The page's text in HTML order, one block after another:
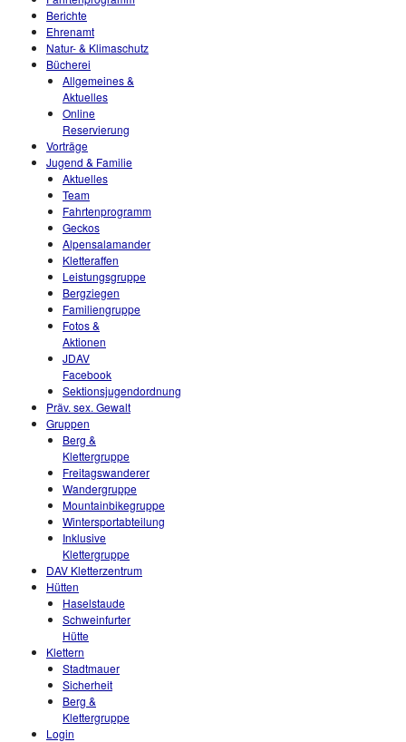
Berichte
Ehrenamt
Natur- & Klimaschutz
Bücherei
Allgemeines &
Aktuelles
Online
Reservierung
Vorträge
Jugend & Familie
Aktuelles
Team
Fahrtenprogramm
Geckos
Alpensalamander
Kletteraffen
Leistungsgruppe
Bergziegen
Familiengruppe
Fotos &
Aktionen
JDAV
Facebook
Sektionsjugendordnung
Präv. sex. Gewalt
Gruppen
Berg &
Klettergruppe
Freitagswanderer
Wandergruppe
Mountainbikegruppe
Wintersportabteilung
Inklusive
Klettergruppe
DAV Kletterzentrum
Hütten
Haselstaude
Schweinfurter
Hütte
Klettern
Stadtmauer
Sicherheit
Berg &
Klettergruppe
Login